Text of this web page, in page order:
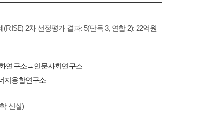
2차 선정평가 결과: 5(단독 3, 연합 2): 22억원
연구소→인문사회연구소
지융합연구소
신설)